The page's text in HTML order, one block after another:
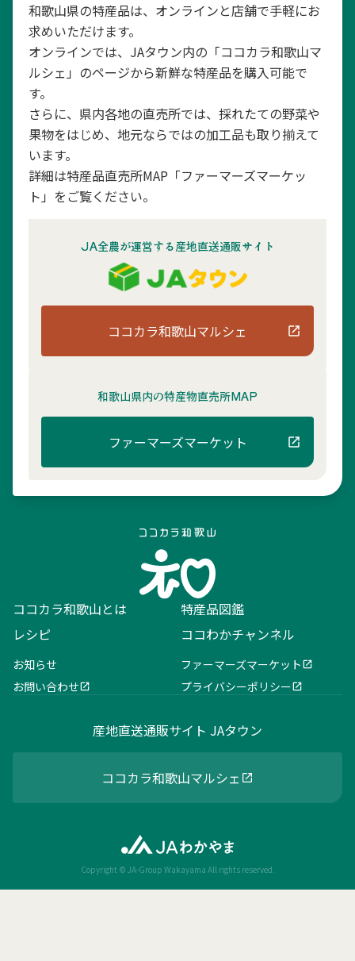
和歌山県の特産品は、オンラインと店舗で手軽にお
求めいただけます。
オンラインでは、JAタウン内の「ココカラ和歌山マ
ルシェ」のページから新鮮な特産品を購入可能で
す。
さらに、県内各地の直売所では、採れたての野菜や
果物をはじめ、地元ならではの加工品も取り揃えて
います。
詳細は特産品直売所MAP「ファーマーズマーケッ
ト」をご覧ください。
JA全農が運営する産地直送通販サイト
ココカラ和歌山マルシェ
和歌山県内の特産物直売所MAP
ファーマーズマーケット
ココカラ和歌山とは
特産品図鑑
レシピ
ココわかチャンネル
お知らせ
ファーマーズマーケット
お問い合わせ
プライバシーポリシー
産地直送通販サイト JAタウン
ココカラ和歌山マルシェ
Copyright © JA-Group Wakayama All rights reserved.